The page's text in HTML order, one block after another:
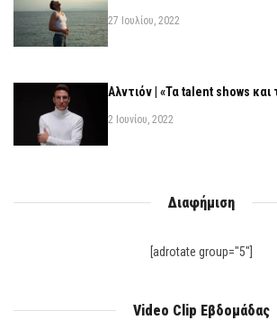
27 Ιουλίου, 2022
Αλντιόν | «Τα talent shows
2 Ιουνίου, 2022
Διαφήμιση
[adrotate group="5"]
Video Clip Εβδομάδας